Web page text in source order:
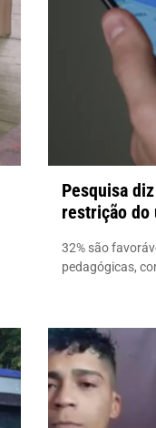
Pesquisa
restrição do
32% são
pedagógicas,